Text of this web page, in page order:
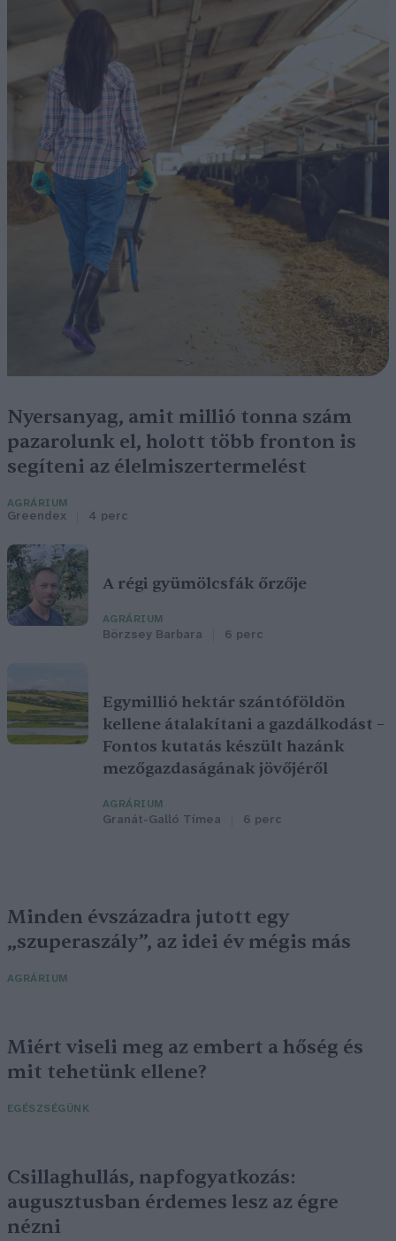
Nyersanyag, amit millió tonna szám
pazarolunk el, holott több fronton is
segíteni az élelmiszertermelést
AGRÁRIUM
Greendex 4 perc
A régi gyümölcsfák őrzője
AGRÁRIUM
Börzsey Barbara 6 perc
Egymillió hektár szántóföldön
kellene átalakítani a gazdálkodást –
Fontos kutatás készült hazánk
mezőgazdaságának jövőjéről
AGRÁRIUM
Granát-Galló Tímea 6 perc
Minden évszázadra jutott egy
„szuperaszály”, az idei év mégis más
AGRÁRIUM
Miért viseli meg az embert a hőség és
mit tehetünk ellene?
EGÉSZSÉGÜNK
Csillaghullás, napfogyatkozás:
augusztusban érdemes lesz az égre
nézni